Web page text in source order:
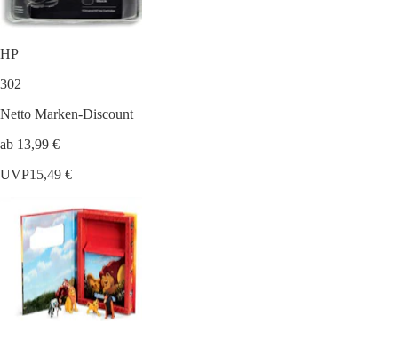
HP
302
Netto Marken-Discount
ab 13,99 €
UVP15,49 €